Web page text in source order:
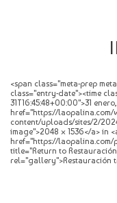
<span class="meta-prep
class="entry-date"><time
31T16:45:48+00:00">31
href="https://laopalina.com/
content/uploads/sites/2/
image">2048 × 1536</a> in
href="https://
title="Return to
rel="gallery">Restauración